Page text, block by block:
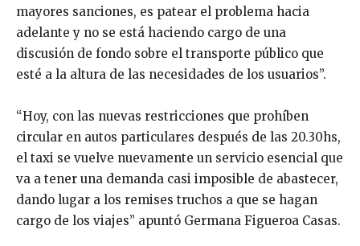
mayores sanciones, es patear el problema hacia
adelante y no se está haciendo cargo de una
discusión de fondo sobre el transporte público que
esté a la altura de las necesidades de los usuarios”.
“Hoy, con las nuevas restricciones que prohíben
circular en autos particulares después de las 20.30hs,
el taxi se vuelve nuevamente un servicio esencial que
va a tener una demanda casi imposible de abastecer,
dando lugar a los remises truchos a que se hagan
cargo de los viajes” apuntó Germana Figueroa Casas.